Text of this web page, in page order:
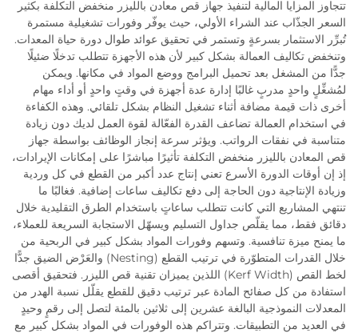
تتجاوز المزايا المالية لتنفيذ جهاز قص معادن بالليزر منخفض التكلفة بكثير
السعر الجذّاب عند الشراء الأولي، حيث يوفّر وفورات تشغيلية مستمرة
تُبرِّر الاستثمار بسرعةٍ وتستمر في تحقيق عوائد طوال دورة حياة المعدات.
وتنخفض تكاليف العمالة بشكل كبير لأن هذه الأجهزة تتطلب تدخلًا ضئيلًا
جدًّا من المشغل بعد تحميل البرامج ووضع المواد في مكانها. ويمكن
لمُشغِّلٍ واحدٍ مدربٍ غالبًا إدارة عدة أجهزة في وقتٍ واحدٍ أو أداء مهام
أخرى ذات قيمة مضافة أثناء تشغيل النظام بشكل تلقائي. وهذه الكفاءة
في استخدام العمالة تضاعف القدرة الفعّالة لقوة العمل لديك دون زيادة
متناسبة في نفقات الرواتب. ويؤثر سرعة إنجاز الوظائف بواسطة جهاز
قص المعادن بالليزر منخفض التكلفة تأثيرًا مباشرًا على إمكانات الإيرادات،
إذ إن أوقات الدورة الأسرع تعني إنتاج عدد أكبر من القطع في كل وردية
وزيادة الإنتاجية دون الحاجة إلى دفع تكاليف ساعات إضافية. فغالبًا ما
تنتهي المشاريع التي كانت تتطلب ساعاتٍ باستخدام الطرق التقليدية خلال
دقائق فقط، مما يقلّص جداول التسليم ويسهّل الاستجابة السريعة للعملاء،
ما يمنح ميزة تنافسية. وتسهم وفورات المواد بشكل كبير في الربحية من
خلال القدرات المتطوّرة في ترتيب القطع (Nesting) والعَرْض الضيق جدًّا
لخط القص (Kerf Width) اللذين يميزان تقنية قص الليزر. فتحقيق أقصى
استفادة من كل صفائح المادة عبر ترتيب دقيق للقطع يقلّل نسبة الهدر من
المعدلات النموذجية البالغة عشرين إلى ثلاثين بالمئة لتصل إلى رقمٍ وحيدٍ
في العديد من التطبيقات. وتتراكم هذه الوفورات في المواد بشكل كبير مع